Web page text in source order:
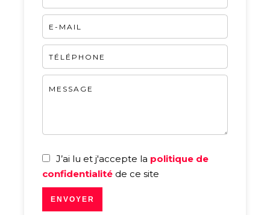
J’ai lu et j'accepte la politique de
confidentialité de ce site
ENVOYER